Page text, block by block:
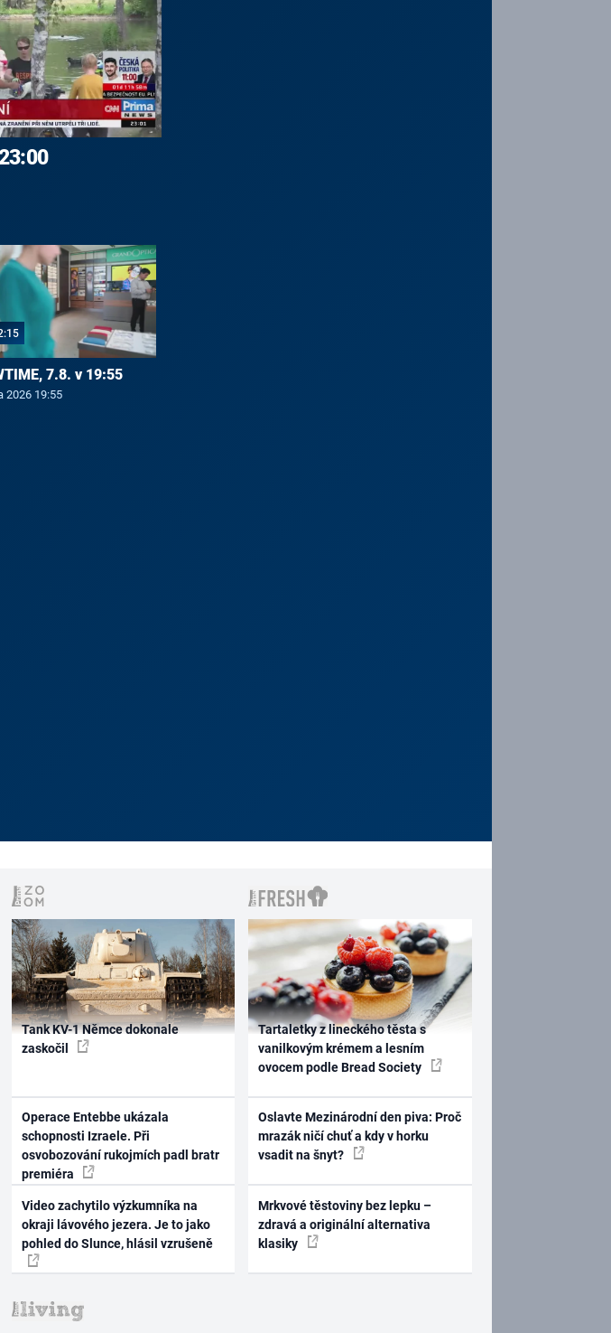
7.8. v 19:55
2026 19:55
Tank KV-1 Němce dokonale
zaskočil
Operace Entebbe ukázala
schopnosti Izraele. Při
osvobozování rukojmích padl bratr
premiéra
Video zachytilo výzkumníka na
okraji lávového jezera. Je to jako
pohled do Slunce, hlásil vzrušeně
Tartaletky z lineckého těsta s
vanilkovým krémem a lesním
ovocem podle Bread Society
Oslavte Mezinárodní den piva: Proč
mrazák ničí chuť a kdy v horku
vsadit na šnyt?
Mrkvové těstoviny bez lepku –
zdravá a originální alternativa
klasiky